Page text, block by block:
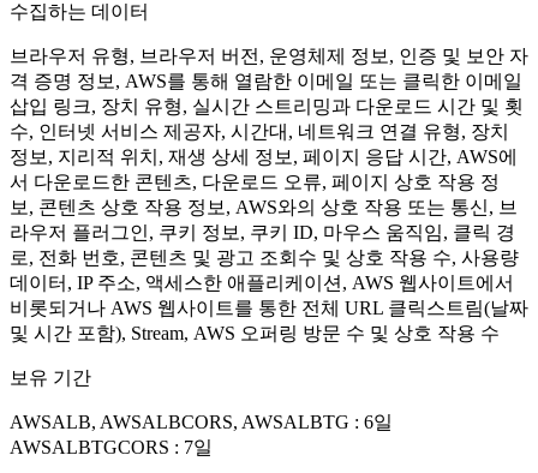
수집하는 데이터
브라우저 유형, 브라우저 버전, 운영체제 정보, 인증 및 보안 자
격 증명 정보, AWS를 통해 열람한 이메일 또는 클릭한 이메일
삽입 링크, 장치 유형, 실시간 스트리밍과 다운로드 시간 및 횟
수, 인터넷 서비스 제공자, 시간대, 네트워크 연결 유형, 장치
정보, 지리적 위치, 재생 상세 정보, 페이지 응답 시간, AWS에
서 다운로드한 콘텐츠, 다운로드 오류, 페이지 상호 작용 정
보, 콘텐츠 상호 작용 정보, AWS와의 상호 작용 또는 통신, 브
라우저 플러그인, 쿠키 정보, 쿠키 ID, 마우스 움직임, 클릭 경
로, 전화 번호, 콘텐츠 및 광고 조회수 및 상호 작용 수, 사용량
데이터, IP 주소, 액세스한 애플리케이션, AWS 웹사이트에서
비롯되거나 AWS 웹사이트를 통한 전체 URL 클릭스트림(날짜
및 시간 포함), Stream, AWS 오퍼링 방문 수 및 상호 작용 수
보유 기간
AWSALB, AWSALBCORS, AWSALBTG : 6일
AWSALBTGCORS : 7일